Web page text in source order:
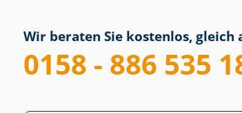
Wir beraten Sie kostenlos, gleich
0158 - 886 535